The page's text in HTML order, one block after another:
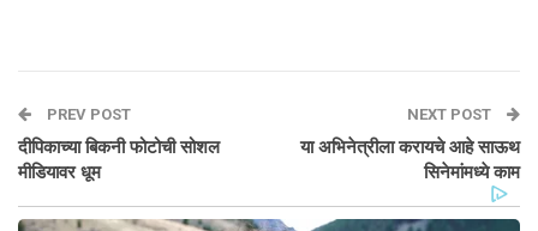
PREV POST
दीपिकाच्या बिकनी फोटोची सोशल
मीडियावर धूम
NEXT POST
या अभिनेत्रीला करायचे आहे साऊथ
सिनेमांमध्ये काम